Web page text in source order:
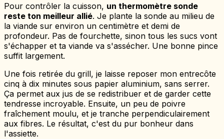
Pour contrôler la cuisson, un thermomètre sonde
reste ton meilleur allié. Je plante la sonde au milieu de
la viande sur environ un centimètre et demi de
profondeur. Pas de fourchette, sinon tous les sucs vont
s'échapper et ta viande va s'assécher. Une bonne pince
suffit largement.
Une fois retirée du grill, je laisse reposer mon entrecôte
cinq à dix minutes sous papier aluminium, sans serrer.
Ça permet aux jus de se redistribuer et de garder cette
tendresse incroyable. Ensuite, un peu de poivre
fraîchement moulu, et je tranche perpendiculairement
aux fibres. Le résultat, c'est du pur bonheur dans
l'assiette.